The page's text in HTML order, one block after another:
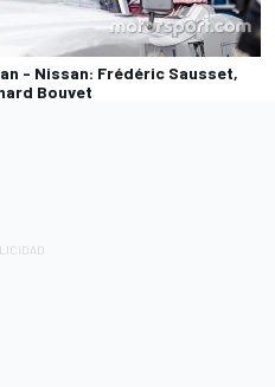
- Nissan: Frédéric Sausset,
Bouvet